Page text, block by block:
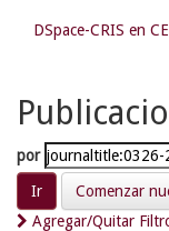
DSpace-CRIS en
por
Comenzar
Agregar/Quitar